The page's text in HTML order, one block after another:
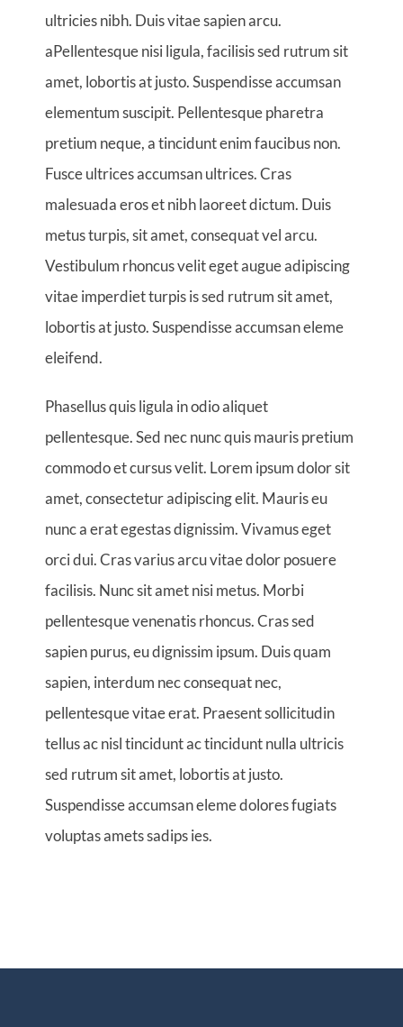
ultricies nibh. Duis vitae sapien arcu.
aPellentesque nisi ligula, facilisis sed rutrum sit
amet, lobortis at justo. Suspendisse accumsan
elementum suscipit. Pellentesque pharetra
pretium neque, a tincidunt enim faucibus non.
Fusce ultrices accumsan ultrices. Cras
malesuada eros et nibh laoreet dictum. Duis
metus turpis, sit amet, consequat vel arcu.
Vestibulum rhoncus velit eget augue adipiscing
vitae imperdiet turpis is sed rutrum sit amet,
lobortis at justo. Suspendisse accumsan eleme
eleifend.
Phasellus quis ligula in odio aliquet
pellentesque. Sed nec nunc quis mauris pretium
commodo et cursus velit. Lorem ipsum dolor sit
amet, consectetur adipiscing elit. Mauris eu
nunc a erat egestas dignissim. Vivamus eget
orci dui. Cras varius arcu vitae dolor posuere
facilisis. Nunc sit amet nisi metus. Morbi
pellentesque venenatis rhoncus. Cras sed
sapien purus, eu dignissim ipsum. Duis quam
sapien, interdum nec consequat nec,
pellentesque vitae erat. Praesent sollicitudin
tellus ac nisl tincidunt ac tincidunt nulla ultricis
sed rutrum sit amet, lobortis at justo.
Suspendisse accumsan eleme dolores fugiats
voluptas amets sadips ies.